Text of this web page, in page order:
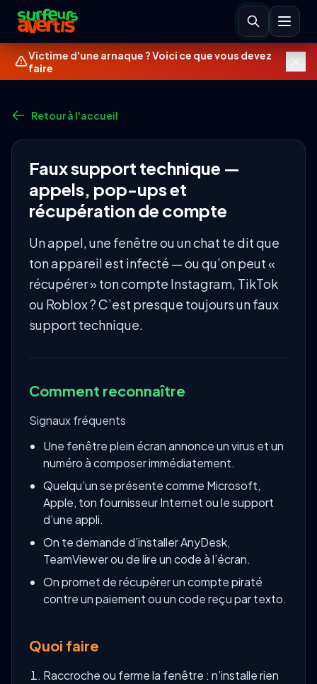
Victime d'une arnaque ? Voici ce que vous devez
faire
Retour à l'accueil
Faux support technique —
appels, pop-ups et
récupération de compte
Un appel, une fenêtre ou un chat te dit que
ton appareil est infecté — ou qu’on peut «
récupérer » ton compte Instagram, TikTok
ou Roblox ? C’est presque toujours un faux
support technique.
Comment reconnaître
Signaux fréquents
Une fenêtre plein écran annonce un virus et un
numéro à composer immédiatement.
Quelqu’un se présente comme Microsoft,
Apple, ton fournisseur Internet ou le support
d’une appli.
On te demande d’installer AnyDesk,
TeamViewer ou de lire un code à l’écran.
On promet de récupérer un compte piraté
contre un paiement ou un code reçu par texto.
Quoi faire
Raccroche ou ferme la fenêtre : n’installe rien